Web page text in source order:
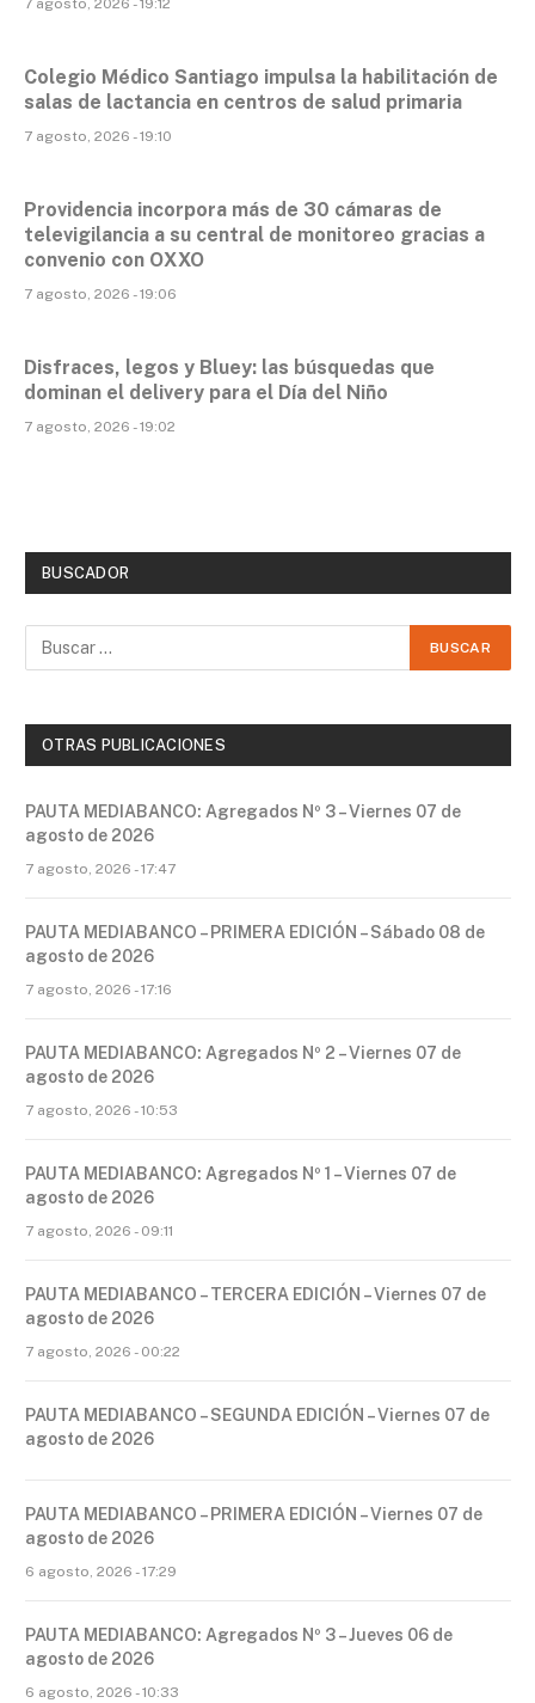
7 agosto, 2026 - 19:12
Colegio Médico Santiago impulsa la habilitación de
salas de lactancia en centros de salud primaria
7 agosto, 2026 - 19:10
Providencia incorpora más de 30 cámaras de
televigilancia a su central de monitoreo gracias a
convenio con OXXO
7 agosto, 2026 - 19:06
Disfraces, legos y Bluey: las búsquedas que
dominan el delivery para el Día del Niño
7 agosto, 2026 - 19:02
BUSCADOR
OTRAS PUBLICACIONES
PAUTA MEDIABANCO: Agregados Nº 3 – Viernes 07 de
agosto de 2026
7 agosto, 2026 - 17:47
PAUTA MEDIABANCO – PRIMERA EDICIÓN – Sábado 08 de
agosto de 2026
7 agosto, 2026 - 17:16
PAUTA MEDIABANCO: Agregados Nº 2 – Viernes 07 de
agosto de 2026
7 agosto, 2026 - 10:53
PAUTA MEDIABANCO: Agregados Nº 1 – Viernes 07 de
agosto de 2026
7 agosto, 2026 - 09:11
PAUTA MEDIABANCO – TERCERA EDICIÓN – Viernes 07 de
agosto de 2026
7 agosto, 2026 - 00:22
PAUTA MEDIABANCO – SEGUNDA EDICIÓN – Viernes 07 de
agosto de 2026
PAUTA MEDIABANCO – PRIMERA EDICIÓN – Viernes 07 de
agosto de 2026
6 agosto, 2026 - 17:29
PAUTA MEDIABANCO: Agregados Nº 3 – Jueves 06 de
agosto de 2026
6 agosto, 2026 - 10:33